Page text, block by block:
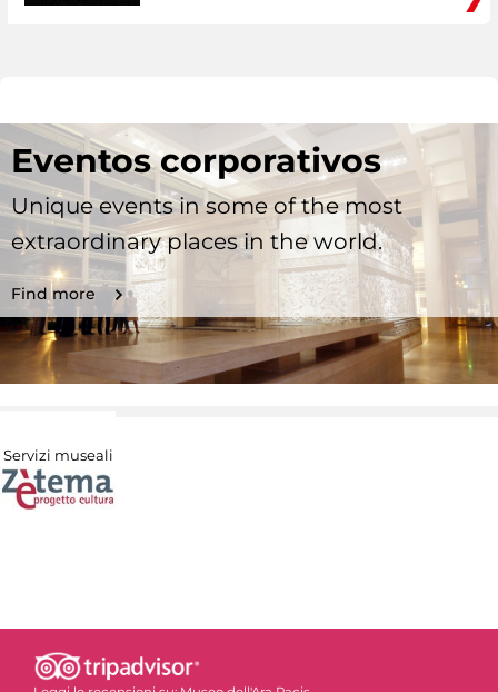
Eventos corporativos
Unique events in some of the most
extraordinary places in the world.
Find more
Servizi museali